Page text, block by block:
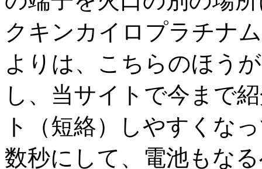
クキンカイロプラチナ
よりは、こちらのほう
し、当サイトで今まで
ト（短絡）しやすくな
数秒にして、電池もな